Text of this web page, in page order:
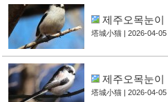
제주오목눈이
塔城小猫 | 2026-04-05
제주오목눈이
塔城小猫 | 2026-04-05